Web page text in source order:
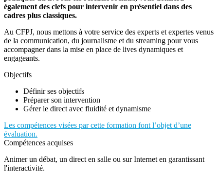
également des clefs pour intervenir en présentiel dans des
cadres plus classiques.
Au CFPJ, nous mettons à votre service des experts et expertes venus
de la communication, du journalisme et du streaming pour vous
accompagner dans la mise en place de lives dynamiques et
engageants.
Objectifs
Définir ses objectifs
Préparer son intervention
Gérer le direct avec fluidité et dynamisme
Les compétences visées par cette formation font l’objet d’une
évaluation.
Compétences acquises
Animer un débat, un direct en salle ou sur Internet en garantissant
l'interactivité.